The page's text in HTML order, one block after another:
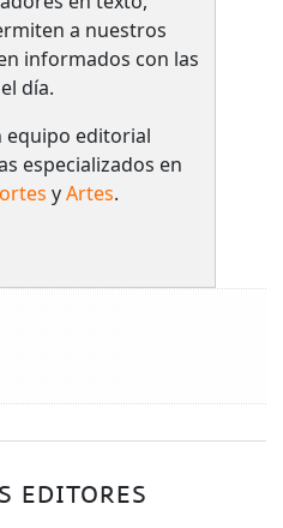
a nuestros
informados con las
día.
equipo editorial
especializados en
yArtes.
EDITORES